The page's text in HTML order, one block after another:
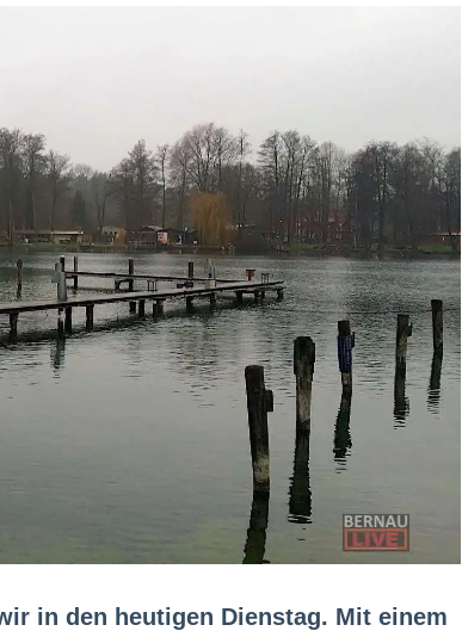
in den heutigen Dienstag. Mit einem